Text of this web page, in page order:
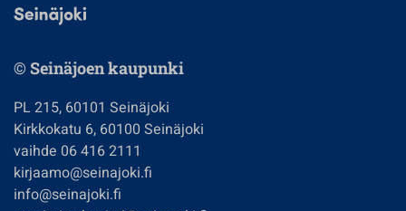
© Seinäjoen kaupunki
PL 215, 60101 Seinäjoki
Kirkkokatu 6, 60100 Seinäjoki
vaihde 06 416 2111
kirjaamo@seinajoki.fi
info@seinajoki.fi